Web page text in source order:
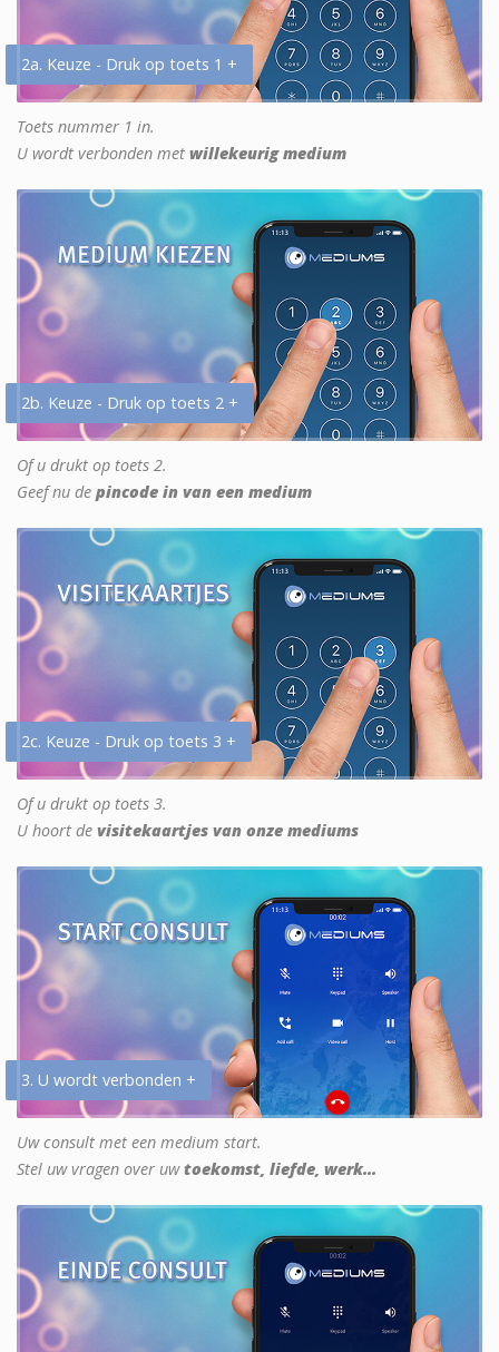
2a. Keuze - Druk op toets 1 +
Toets nummer 1 in.
U wordt verbonden met willekeurig medium
2b. Keuze - Druk op toets 2 +
Of u drukt op toets 2.
Geef nu de pincode in van een medium
2c. Keuze - Druk op toets 3 +
Of u drukt op toets 3.
U hoort de visitekaartjes van onze mediums
3. U wordt verbonden +
Uw consult met een medium start.
Stel uw vragen over uwtoekomst, liefde, werk...